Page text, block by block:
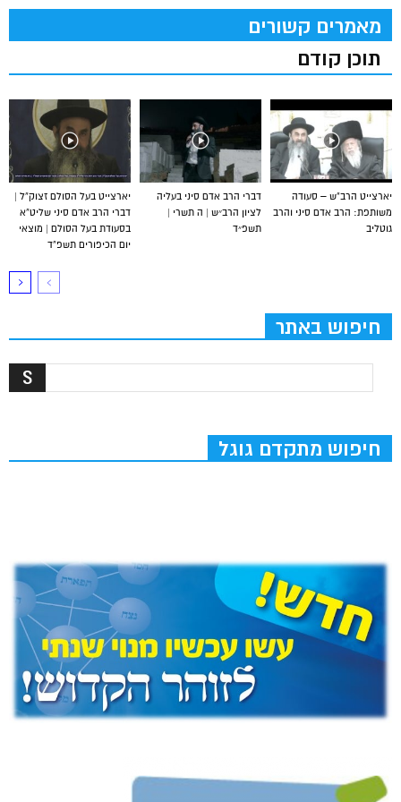
מאמרים קשורים
תוכן קודם
יארצייט בעל הסולם זצוק”ל |
דברי הרב אדם סיני שליט”א
בסעודת בעל הסולם | מוצאי
יום הכיפורים תשפ”ד
דברי הרב אדם סיני בעליה
לציון הרב״ש | ה תשרי |
תשפ״ד
יארצייט הרב”ש – סעודה
משותפת: הרב אדם סיני והרב
גוטליב
חיפוש באתר
חיפוש מתקדם גוגל